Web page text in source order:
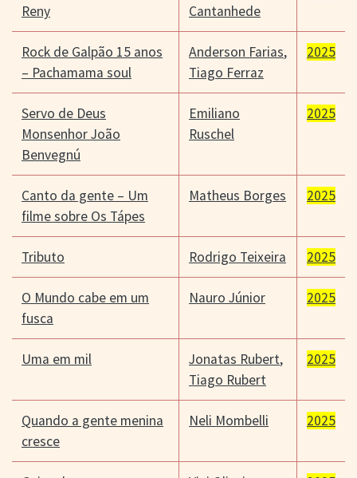
Reny
Cantanhede
Rock de Galpão 15 anos
– Pachamama soul
Anderson Farias,
Tiago Ferraz
2025
Servo de Deus
Monsenhor João
Benvegnú
Emiliano
Ruschel
2025
Canto da gente – Um
filme sobre Os Tápes
Matheus Borges 2025
Tributo Rodrigo Teixeira 2025
O Mundo cabe em um
fusca
Nauro Júnior 2025
Uma em mil Jonatas Rubert,
Tiago Rubert
2025
Quando a gente menina
cresce
Neli Mombelli 2025